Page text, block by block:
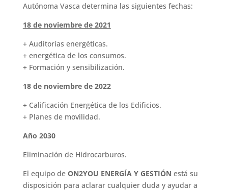
Autónoma Vasca determina las siguientes fechas:
18 de noviembre de 2021
+ Auditorías energéticas.
+ energética de los consumos.
+ Formación y sensibilización.
18 de noviembre de 2022
+ Calificación Energética de los Edificios.
+ Planes de movilidad.
Año 2030
Eliminación de Hidrocarburos.
El equipo de ON2YOU ENERGÍA Y GESTIÓN está su
disposición para aclarar cualquier duda y ayudar a